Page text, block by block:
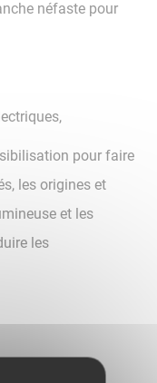
néfaste pour
pour faire
les origines et
et les
les